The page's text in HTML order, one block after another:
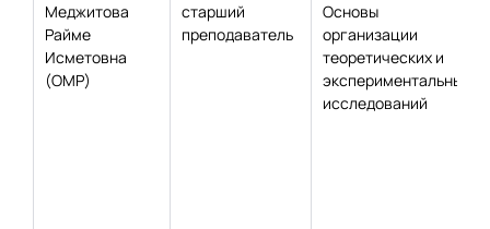
Меджитова
Райме
Исметовна
(ОМР)
старший
преподаватель
Основы
организации
теоретических и
экспериментальных
исследований